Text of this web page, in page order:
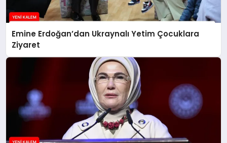
Emine Erdoğan’dan Ukraynalı Yetim Çocuklara
Ziyaret